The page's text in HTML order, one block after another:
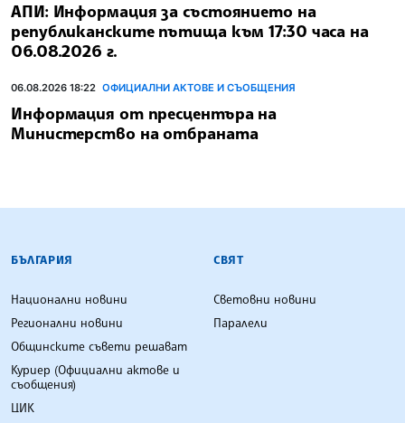
АПИ: Информация за състоянието на
републиканските пътища към 17:30 часа на
06.08.2026 г.
06.08.2026 18:22 ОФИЦИАЛНИ АКТОВЕ И СЪОБЩЕНИЯ
Информация от пресцентъра на
Министерство на отбраната
БЪЛГАРСКА ТЕЛЕГРАФНА АГЕНЦИЯ
БЪЛГАРИЯ
Национални новини
Регионални новини
Общинските съвети решават
Куриер (Официални актове и
съобщения)
ЦИК
СВЯТ
Световни новини
Паралели